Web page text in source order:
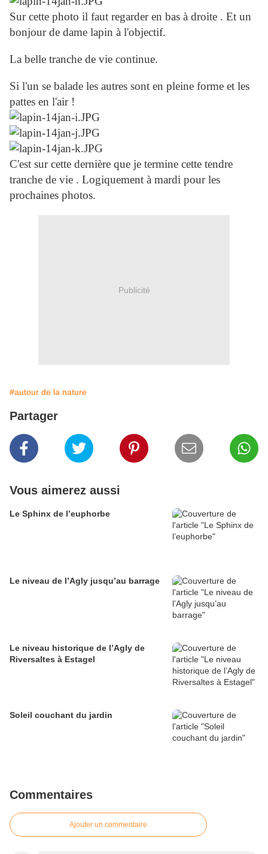
Sur cette photo il faut regarder en bas à droite . Et un
bonjour de dame lapin à l'objectif.
La belle tranche de vie continue.
Si l'un se balade les autres sont en pleine forme et les
pattes en l'air !
C'est sur cette dernière que je termine cette tendre
tranche de vie . Logiquement à mardi pour les
prochaines photos.
Publicité
#autour de la nature
Partager
Vous aimerez aussi
Le Sphinx de l’euphorbe
Le niveau de l’Agly jusqu’au barrage
Le niveau historique de l’Agly de
Riversaltes à Estagel
Soleil couchant du jardin
Commentaires
Ajouter un commentaire